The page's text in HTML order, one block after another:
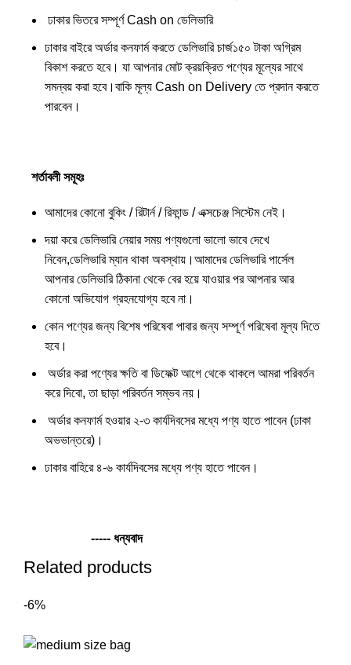
ঢাকার ভিতরে সম্পূর্ণ Cash on ডেলিভারি
ঢাকার বাইরে অর্ডার কনফার্ম করতে ডেলিভারি চার্জ১৫০ টাকা অগ্রিম
বিকাশ করতে হবে। যা আপনার মোট ক্রয়ক্রিত পণ্যের মূল্যের সাথে
সমন্বয় করা হবে।বাকি মূল্য Cash on Delivery তে প্রদান করতে
পারবেন।
শর্তাবলী সমূহঃ
আমাদের কোনো বুকিং / রিটার্ন / রিফান্ড / এক্সচেঞ্জ সিস্টেম নেই।
দয়া করে ডেলিভারি নেয়ার সময় পণ্যগুলো ভালো ভাবে দেখে
নিবেন,ডেলিভারি ম্যান থাকা অবস্থায়।আমাদের ডেলিভারি পার্সেল
আপনার ডেলিভারি ঠিকানা থেকে বের হয়ে যাওয়ার পর আপনার আর
কোনো অভিযোগ গ্রহনযোগ্য হবে না।
কোন পণ্যের জন্য বিশেষ পরিষেবা পাবার জন্য সম্পূর্ণ পরিষেবা মূল্য দিতে
হবে।
অর্ডার করা পণ্যের ক্ষতি বা ডিফেক্ট আগে থেকে থাকলে আমরা পরিবর্তন
করে দিবো, তা ছাড়া পরিবর্তন সম্ভব নয়।
অর্ডার কনফার্ম হওয়ার ২-৩ কার্যদিবসের মধ্যে পণ্য হাতে পাবেন (ঢাকা
অভভান্তরে)।
ঢাকার বাহিরে ৪-৬ কার্যদিবসের মধ্যে পণ্য হাতে পাবেন।
----- ধন্যবাদ
Related products
-6%